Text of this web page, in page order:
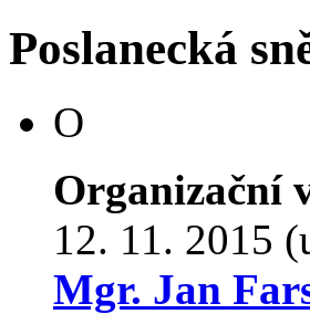
Poslanecká
O
Organizační
12. 11. 2015
Mgr. Jan